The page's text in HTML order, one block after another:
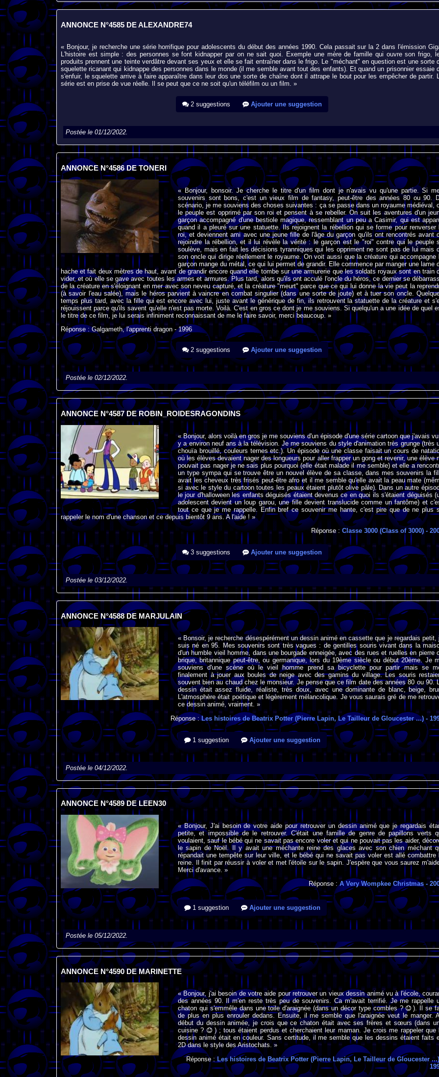
ANNONCE N°4585 DE ALEXANDRE74
« Bonjour, je recherche une série horrifique pour adolescents du début des années 1990. Cela passait sur la 2 dans l'émission
L'histoire est simple : des personnes se font kidnapper par on ne sait quoi. Exemple une mère de famille qui ouvre son frigo,
produits prennent une teinte verdâtre devant ses yeux et elle se fait entraîner dans le frigo. Le "méchant" en question est une sorte
squelette ricanant qui kidnappe des personnes dans le monde (il me semble avant tout des enfants). Et quand un prisonnier essaie
s'enfuir, le squelette arrive à faire apparaître dans leur dos une sorte de chaîne dont il attrape le bout pour les empêcher de partir.
série est en prise de vue réelle. Il se peut que ce ne soit qu'un téléfilm ou un film. »
2 suggestions Ajouter une suggestion
Postée le 01/12/2022.
ANNONCE N°4586 DE TONERI
« Bonjour, bonsoir. Je cherche le titre d'un film dont je n'avais vu qu'une partie. Si
souvenirs sont bons, c'est un vieux film de fantasy, peut-être des années 80 ou 90.
scénario, je me souviens des choses suivantes : ça se passe dans un royaume médiéval,
le peuple est opprimé par son roi et pensent à se rebeller. On suit les aventures d'un
garçon accompagné d'une bestiole magique, ressemblant un peu a Casimir, qui est
quand il a pleuré sur une statuette. Ils rejoignent la rébellion qui se forme pour renverser
roi, et deviennent ami avec une jeune fille de l'âge du garçon qu'ils ont rencontrés avant
rejoindre la rébellion, et il lui révèle la vérité : le garçon est le "roi" contre qui le peuple
soulève, mais en fait les décisions tyranniques qui les oppriment ne sont pas de lui mais
son oncle qui dirige réellement le royaume. On voit aussi que la créature qui accompagne
garçon mange du métal, ce qui lui permet de grandir. Elle commence par manger une lame
hache et fait deux mètres de haut, avant de grandir encore quand elle tombe sur une armurerie que les soldats royaux sont en train
vider, et où elle se gave avec toutes les armes et armures. Plus tard, alors qu'ils ont acculé l'oncle du héros, ce dernier se
de la créature en s'éloignant en mer avec son neveu capturé, et la créature "meurt" parce que ce qui lui donne la vie peut la
(à savoir l'eau salée), mais le héros parvient à vaincre en combat singulier (dans une sorte de joute) et à tuer son oncle.
temps plus tard, avec la fille qui est encore avec lui, juste avant le générique de fin, ils retrouvent la statuette de la créature et
réjouissent parce qu'ils savent qu'elle n'est pas morte. Voilà. C'est en gros ce dont je me souviens. Si quelqu'un a une idée de quel
le titre de ce film, je lui serais infiniment reconnaissant de me le faire savoir, merci beaucoup. »
Réponse : Galgameth, l'apprenti dragon - 1996
2 suggestions Ajouter une suggestion
Postée le 02/12/2022.
ANNONCE N°4587 DE ROBIN_ROIDESRAGONDINS
« Bonjour, alors voilà en gros je me souviens d'un épisode d'une série cartoon que j'avais
y a environ neuf ans à la télévision. Je me souviens du style d'animation très grunge (très
chouïa brouillé, couleurs ternes etc.). Un épisode où une classe faisait un cours de
où les élèves devaient nager des longueurs pour aller frapper un gong et revenir, une élève
pouvait pas nager je ne sais plus pourquoi (elle était malade il me semble) et elle a
un type sympa qui se trouve être un nouvel élève de sa classe, dans mes souvenirs la
avait les cheveux très frisés peut-être afro et il me semble qu'elle avait la peau mate
si avec le style du cartoon toutes les peaux étaient plutôt olive pâle). Dans un autre
le jour d'halloween les enfants déguisés étaient devenus ce en quoi ils s'étaient déguisés
adolescent devient un loup garou, une fille devient translucide comme un fantôme) et
tout ce que je me rappelle. Enfin bref ce souvenir me hante, c'est pire que de ne plus
rappeler le nom d'une chanson et ce depuis bientôt 9 ans. A l'aide ! »
Réponse :Classe 3000 (Class of 3000)-
3 suggestions Ajouter une suggestion
Postée le 03/12/2022.
ANNONCE N°4588 DE MARJULAIN
« Bonsoir, je recherche désespérément un dessin animé en cassette que je regardais petit,
suis né en 95. Mes souvenirs sont très vagues : de gentilles souris vivant dans la
d'un humble vieil homme, dans une bourgade enneigée, avec des rues et ruelles en pierre
brique, britannique peut-être, ou germanique, lors du 19ème siècle ou début 20ème. Je
souviens d'une scène où le vieil homme prend sa bicyclette pour partir mais se
finalement à jouer aux boules de neige avec des gamins du village. Les souris
souvent bien au chaud chez le monsieur. Je pense que ce film date des années 80 ou 90.
dessin était assez fluide, réaliste, très doux, avec une dominante de blanc, beige,
L'atmosphère était poétique et légèrement mélancolique. Je vous saurais gré de me
ce dessin animé, vraiment. »
Réponse :Les histoires de Beatrix Potter (Pierre Lapin, Le Tailleur de Gloucester ...)-
1 suggestion Ajouter une suggestion
Postée le 04/12/2022.
ANNONCE N°4589 DE LEEN30
« Bonjour, J'ai besoin de votre aide pour retrouver un dessin animé que je regardais
petite, et impossible de le retrouver. C'était une famille de genre de papillons verts
voulaient, sauf le bébé qui ne savait pas encore voler et qui ne pouvait pas les aider,
le sapin de Noël. Il y avait une méchante reine des glaces avec son chien méchant
répandait une tempête sur leur ville, et le bébé qui ne savait pas voler est allé combattre
reine. Il finit par réussir à voler et met l'étoile sur le sapin. J'espère que vous saurez
Merci d'avance. »
Réponse :A Very Wompkee Christmas -
1 suggestion Ajouter une suggestion
Postée le 05/12/2022.
ANNONCE N°4590 DE MARINETTE
« Bonjour, j'ai besoin de votre aide pour retrouver un vieux dessin animé vu à l'école,
des années 90. Il m'en reste très peu de souvenirs. Ca m'avait terrifié. Je me rappelle
chaton qui s'emmêle dans une toile d'araignée (dans un décor type combles ?
). Il se
de plus en plus enrouler dedans. Ensuite, il me semble que l'araignée veut le manger.
début du dessin animée, je crois que ce chaton était avec ses frères et sœurs (dans
cuisine ?
) ; tous étaient perdus et cherchaient leur maman. Je crois me rappeler que
dessin animé était en couleur. Sans certitude, il me semble que les dessins étaient faits
2D dans le style des Aristochats. »
Réponse :Les histoires de Beatrix Potter (Pierre Lapin, Le Tailleur de Gloucester ...)